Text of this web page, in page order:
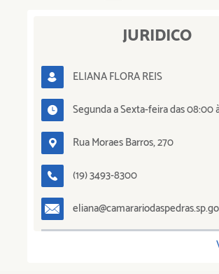
JURÍDICO
ELIANA FLORA REIS
Segunda a Sexta-feira das 08:00
horas
Rua Moraes Barros, 270
(19) 3493-8300